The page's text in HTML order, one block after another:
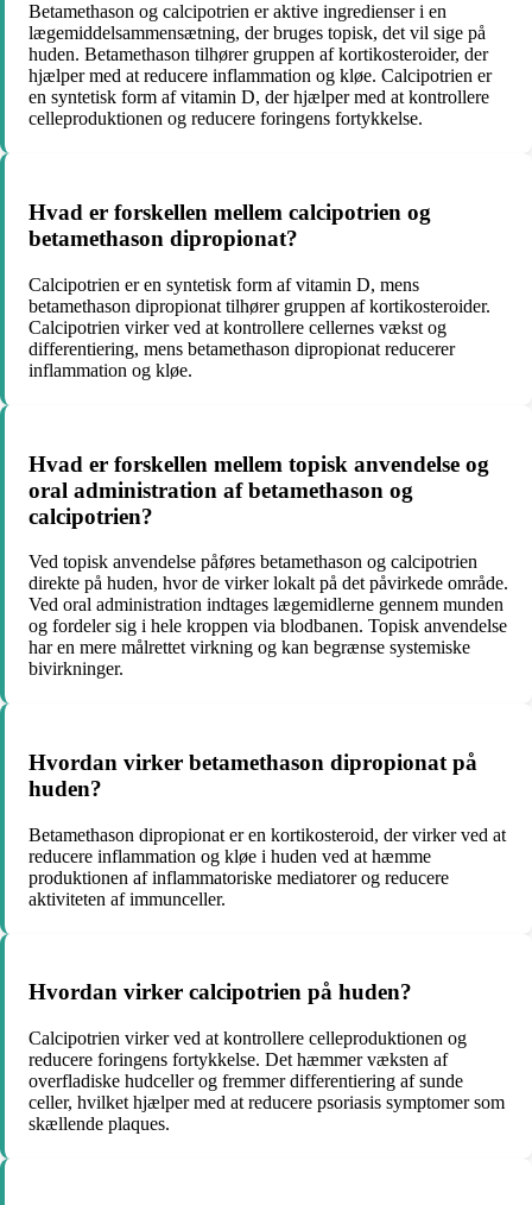
Betamethason og calcipotrien er aktive ingredienser i en
lægemiddelsammensætning, der bruges topisk, det vil sige på
huden. Betamethason tilhører gruppen af ​​kortikosteroider, der
hjælper med at reducere inflammation og kløe. Calcipotrien er
en syntetisk form af vitamin D, der hjælper med at kontrollere
celleproduktionen og reducere foringens fortykkelse.
Hvad er forskellen mellem calcipotrien og
betamethason dipropionat?
Calcipotrien er en syntetisk form af vitamin D, mens
betamethason dipropionat tilhører gruppen af kortikosteroider.
Calcipotrien virker ved at kontrollere cellernes vækst og
differentiering, mens betamethason dipropionat reducerer
inflammation og kløe.
Hvad er forskellen mellem topisk anvendelse og
oral administration af betamethason og
calcipotrien?
Ved topisk anvendelse påføres betamethason og calcipotrien
direkte på huden, hvor de virker lokalt på det påvirkede område.
Ved oral administration indtages lægemidlerne gennem munden
og fordeler sig i hele kroppen via blodbanen. Topisk anvendelse
har en mere målrettet virkning og kan begrænse systemiske
bivirkninger.
Hvordan virker betamethason dipropionat på
huden?
Betamethason dipropionat er en kortikosteroid, der virker ved at
reducere inflammation og kløe i huden ved at hæmme
produktionen af ​​inflammatoriske mediatorer og reducere
aktiviteten af ​​immunceller.
Hvordan virker calcipotrien på huden?
Calcipotrien virker ved at kontrollere celleproduktionen og
reducere foringens fortykkelse. Det hæmmer væksten af ​​
overfladiske hudceller og fremmer differentiering af sunde
celler, hvilket hjælper med at reducere psoriasis symptomer som
skællende plaques.